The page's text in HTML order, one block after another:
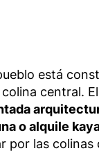
está
central.
o alquile
por las